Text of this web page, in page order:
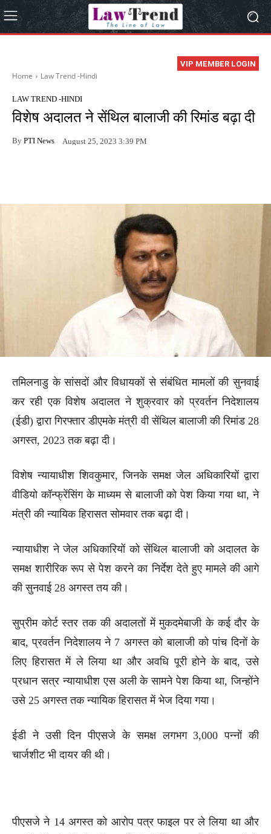
VIP MEMBER LOGIN
Home Law Trend -Hindi
LAW TREND -HINDI
विशेष अदालत ने सेंथिल बालाजी की रिमांड बढ़ा दी
By PTI News August 25, 2023 3:39 PM
तमिलनाडु के सांसदों और विधायकों से संबंधित मामलों की सुनवाई
कर रही एक विशेष अदालत ने शुक्रवार को प्रवर्तन निदेशालय
(ईडी) द्वारा गिरफ्तार डीएमके मंत्री वी सेंथिल बालाजी की रिमांड 28
अगस्त, 2023 तक बढ़ा दी।
विशेष न्यायाधीश शिवकुमार, जिनके समक्ष जेल अधिकारियों द्वारा
वीडियो कॉन्फ्रेंसिंग के माध्यम से बालाजी को पेश किया गया था, ने
मंत्री की न्यायिक हिरासत सोमवार तक बढ़ा दी।
न्यायाधीश ने जेल अधिकारियों को सेंथिल बालाजी को अदालत के
समक्ष शारीरिक रूप से पेश करने का निर्देश देते हुए मामले की आगे
की सुनवाई 28 अगस्त तय की।
सुप्रीम कोर्ट स्तर तक की अदालतों में मुकदमेबाजी के कई दौर के
बाद, प्रवर्तन निदेशालय ने 7 अगस्त को बालाजी को पांच दिनों के
लिए हिरासत में ले लिया था और अवधि पूरी होने के बाद, उसे
प्रधान सत्र न्यायाधीश एस अली के सामने पेश किया था, जिन्होंने
उसे 25 अगस्त तक न्यायिक हिरासत में भेज दिया गया।
ईडी ने उसी दिन पीएसजे के समक्ष लगभग 3,000 पन्नों की
चार्जशीट भी दायर की थी।
पीएसजे ने 14 अगस्त को आरोप पत्र फाइल पर ले लिया था और